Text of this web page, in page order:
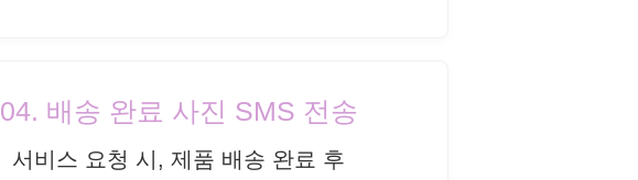
04. 배송 완료 사진 SMS 전송
서비스 요청 시, 제품 배송 완료 후